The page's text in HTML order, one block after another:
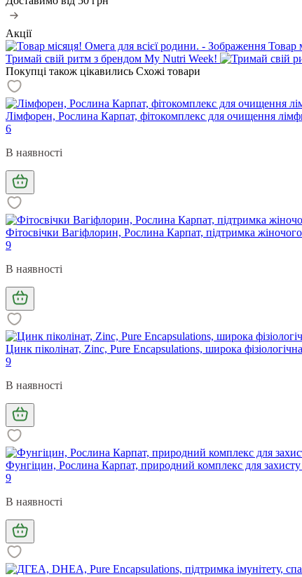
Акції
Товар
Тримай свій ритм з брендом My Nutri Week!
Покупці також цікавились Схожі товари
Лімфорен, Рослина Карпат, фітокомплекс для очищення
6
В наявності
Фітосвічки Вагіфлорин, Рослина Карпат, підтримка
9
В наявності
Цинк піколінат, Zinc, Pure Encapsulations, широка
9
В наявності
Фунгіцин, Рослина Карпат, природний комплекс для захисту
9
В наявності